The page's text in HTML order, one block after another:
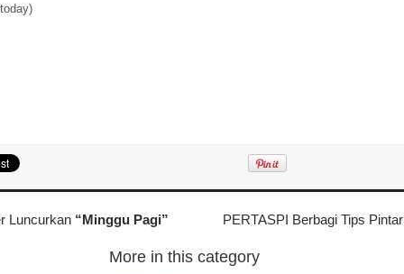
Luncurkan “Minggu Pagi” PERTASPI Berbagi Tips Pintar
More in this category